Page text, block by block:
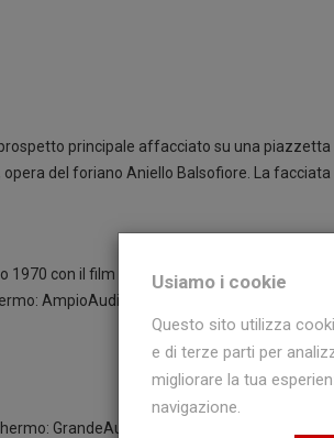
principale affacciato su una
del foriano Aniello Balsofiore. La facciata
1970 con il film "Rider on the Rain" con
AmpioAudio: stereo digitaleSedie:
GrandeAudio: Digital StereoPoltrone:
Usiamo i cookie
Questo sito utilizza
e di terze parti per
migliorare la tua
navigazione.